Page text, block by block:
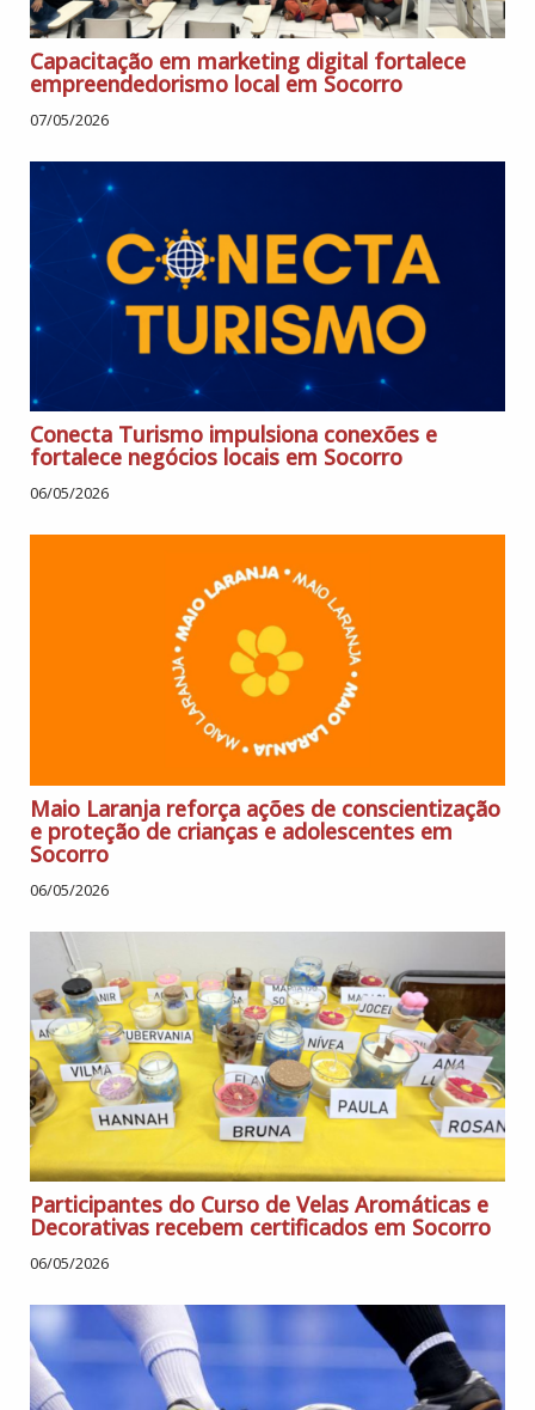
Capacitação em marketing digital fortalece
empreendedorismo local em Socorro
07/05/2026
Conecta Turismo impulsiona conexões e
fortalece negócios locais em Socorro
06/05/2026
Maio Laranja reforça ações de conscientização
e proteção de crianças e adolescentes em
Socorro
06/05/2026
Participantes do Curso de Velas Aromáticas e
Decorativas recebem certificados em Socorro
06/05/2026